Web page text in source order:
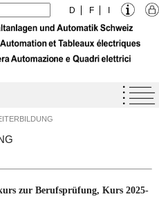
D F
zur Berufsprüfung, Kurs 2025-